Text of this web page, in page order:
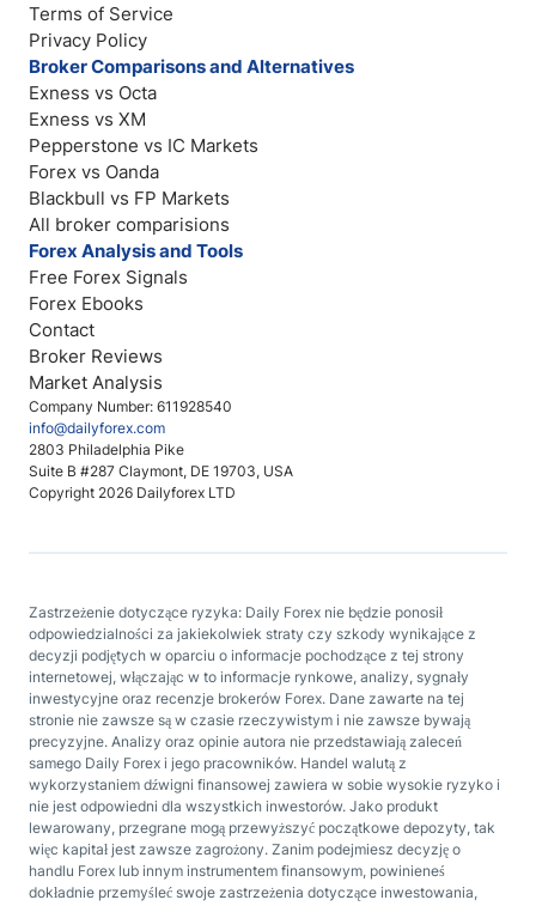
Company Number: 611928540
info@dailyforex.com
2803 Philadelphia Pike
Suite B #287 Claymont, DE 19703, USA
Copyright 2026 Dailyforex LTD
Terms of Service
Privacy Policy
Broker Comparisons and Alternatives
Exness vs Octa
Exness vs XM
Pepperstone vs IC Markets
Forex vs Oanda
Blackbull vs FP Markets
All broker comparisions
Forex Analysis and Tools
Free Forex Signals
Forex Ebooks
Contact
Broker Reviews
Market Analysis
Zastrzeżenie dotyczące ryzyka: Daily Forex nie będzie ponosił
odpowiedzialności za jakiekolwiek straty czy szkody wynikające z
decyzji podjętych w oparciu o informacje pochodzące z tej strony
internetowej, włączając w to informacje rynkowe, analizy, sygnały
inwestycyjne oraz recenzje brokerów Forex. Dane zawarte na tej
stronie nie zawsze są w czasie rzeczywistym i nie zawsze bywają
precyzyjne. Analizy oraz opinie autora nie przedstawiają zaleceń
samego Daily Forex i jego pracowników. Handel walutą z
wykorzystaniem dźwigni finansowej zawiera w sobie wysokie ryzyko i
nie jest odpowiedni dla wszystkich inwestorów. Jako produkt
lewarowany, przegrane mogą przewyższyć początkowe depozyty, tak
więc kapitał jest zawsze zagrożony. Zanim podejmiesz decyzję o
handlu Forex lub innym instrumentem finansowym, powinieneś
dokładnie przemyśleć swoje zastrzeżenia dotyczące inwestowania,